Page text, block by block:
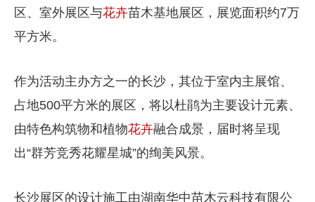
区、室外展区与花卉苗木基地展区，展览面积约7万
平方米。
作为活动主办方之一的长沙，其位于室内主展馆、
占地500平方米的展区，将以杜鹃为主要设计元素、
由特色构筑物和植物花卉融合成景，届时将呈现
出“群芳竞秀花耀星城”的绚美风景。
长沙展区的设计施工由湖南华中苗木云科技有限公